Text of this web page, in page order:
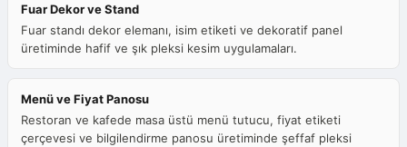
Fuar Dekor ve Stand
Fuar standı dekor elemanı, isim etiketi ve dekoratif panel
üretiminde hafif ve şık pleksi kesim uygulamaları.
Menü ve Fiyat Panosu
Restoran ve kafede masa üstü menü tutucu, fiyat etiketi
çerçevesi ve bilgilendirme panosu üretiminde şeffaf pleksi